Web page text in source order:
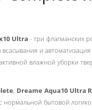
Ultra - три флагманских
и
влажной уборки
, Dreame Aqua10 Ultra
нормальной бытовой